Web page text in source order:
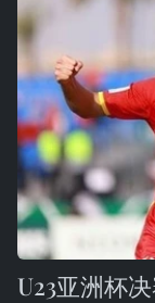
U23亚洲杯